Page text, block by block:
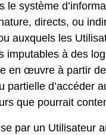
système
directs, ou
auxquels les
imputables à des
en œuvre à partir
partielle d’accéder
que pourrait
par un Utilisateur